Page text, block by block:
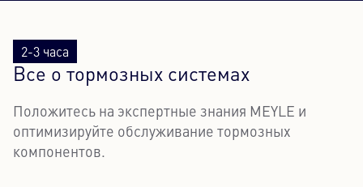
2-3 часа
Все о тормозных системах
Положитесь на экспертные знания MEYLE и
оптимизируйте обслуживание тормозных
компонентов.